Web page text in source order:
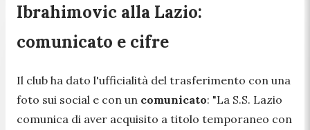
Ibrahimovic alla Lazio:
comunicato e cifre
Il club ha dato l'ufficialità del trasferimento con una
foto sui social e con un comunicato: "La S.S. Lazio
comunica di aver acquisito a titolo temporaneo con